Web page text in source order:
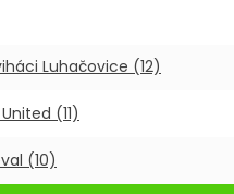
Luhačovice (12)
(11)
(10)